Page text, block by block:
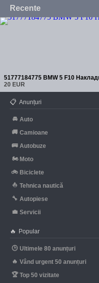
Recente
51777184775 BMW 5 F10
20 EUR
📋 Anunțuri
🚘 Auto
🚚 Camioane
🚌 Autobuze
🏍 Moto
🚲 Biciclete
⛵ Tehnica nautică
🔧 Autopiese
💼 Servicii
🔥 Popular
🕒 Ultimele 80 anunțuri
🔥 Vând urgent 50 anunțuri
🏆 Top 50 vizitate